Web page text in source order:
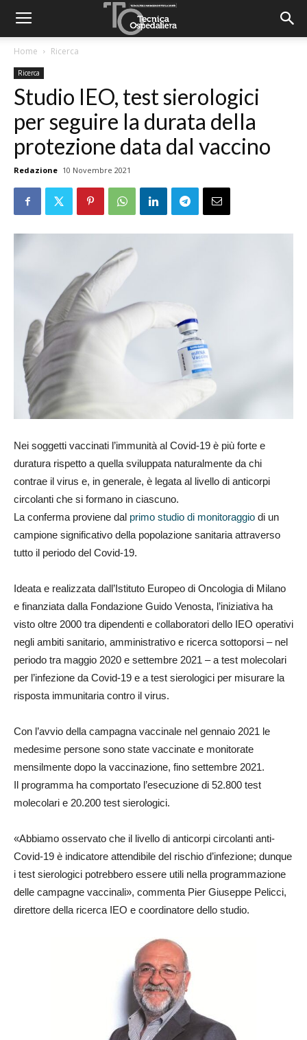
Home Ricerca
Ricerca
Studio IEO, test sierologici
per seguire la durata della
protezione data dal vaccino
Redazione 10 Novembre 2021
Nei soggetti vaccinati l’immunità al Covid-19 è più forte e
duratura rispetto a quella sviluppata naturalmente da chi
contrae il virus e, in generale, è legata al livello di anticorpi
circolanti che si formano in ciascuno.
La conferma proviene dal primo studio di monitoraggio di un
campione significativo della popolazione sanitaria attraverso
tutto il periodo del Covid-19.
Ideata e realizzata dall’Istituto Europeo di Oncologia di Milano
e finanziata dalla Fondazione Guido Venosta, l’iniziativa ha
visto oltre 2000 tra dipendenti e collaboratori dello IEO operativi
negli ambiti sanitario, amministrativo e ricerca sottoporsi – nel
periodo tra maggio 2020 e settembre 2021 – a test molecolari
per l’infezione da Covid-19 e a test sierologici per misurare la
risposta immunitaria contro il virus.
Con l’avvio della campagna vaccinale nel gennaio 2021 le
medesime persone sono state vaccinate e monitorate
mensilmente dopo la vaccinazione, fino settembre 2021.
Il programma ha comportato l’esecuzione di 52.800 test
molecolari e 20.200 test sierologici.
«Abbiamo osservato che il livello di anticorpi circolanti anti-
Covid-19 è indicatore attendibile del rischio d’infezione; dunque
i test sierologici potrebbero essere utili nella programmazione
delle campagne vaccinali», commenta Pier Giuseppe Pelicci,
direttore della ricerca IEO e coordinatore dello studio.